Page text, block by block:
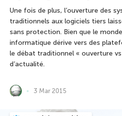
Une fois de plus, l’ouverture des
traditionnels aux logiciels tiers
sans protection. Bien que le
informatique dérive vers des
le débat traditionnel « ouverture
d’actualité.
3 Mar 2015